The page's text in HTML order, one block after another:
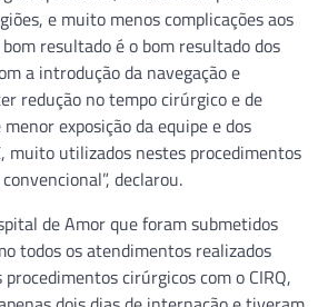
e muito menos complicações aos
resultado é o bom resultado dos
a introdução da navegação e
redução no tempo cirúrgico e de
exposição da equipe e dos
muito utilizados nestes procedimentos
declarou.
de Amor que foram submetidos
todos os atendimentos realizados
cirúrgicos com o CIRQ,